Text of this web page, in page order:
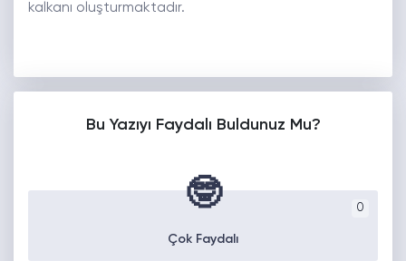
kalkanı oluşturmaktadır.
Bu Yazıyı Faydalı Buldunuz Mu?
0
🤓
Çok Faydalı